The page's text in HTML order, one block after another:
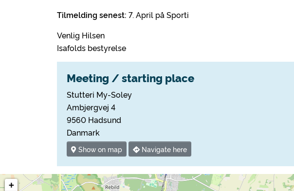
Tilmelding senest: 7. April på Sporti
Venlig Hilsen
Isafolds bestyrelse
Meeting / starting place
Stutteri My-Soley
Ambjergvej 4
9560 Hadsund
Danmark
Show on map Navigate here
+